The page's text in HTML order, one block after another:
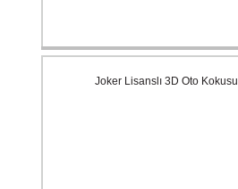
Joker Lisanslı 3D Oto Kokusu